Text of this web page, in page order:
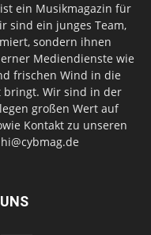
ein Musikmagazin für
sind ein junges Team,
sondern ihnen
Mediendienste wie
frischen Wind in die
bringt. Wir sind in der
großen Wert auf
Kontakt zu unseren